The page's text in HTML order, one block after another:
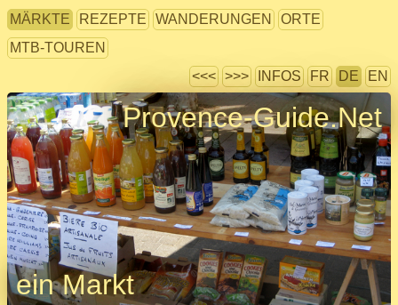
MÄRKTE REZEPTE WANDERUNGEN
ORTE
MTB-TOUREN
<<< >>> INFOS FR DE EN
Provence-Guide.Net
ein Markt